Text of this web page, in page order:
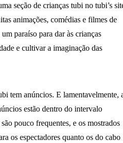
seção de crianças tubi no tubi’s
animações, comédias e filmes de
paraíso para dar às crianças
e cultivar a imaginação das
tem anúncios. E lamentavelmente,
estão dentro do intervalo
pouco frequentes, e os mostrados
os espectadores quanto os do cabo